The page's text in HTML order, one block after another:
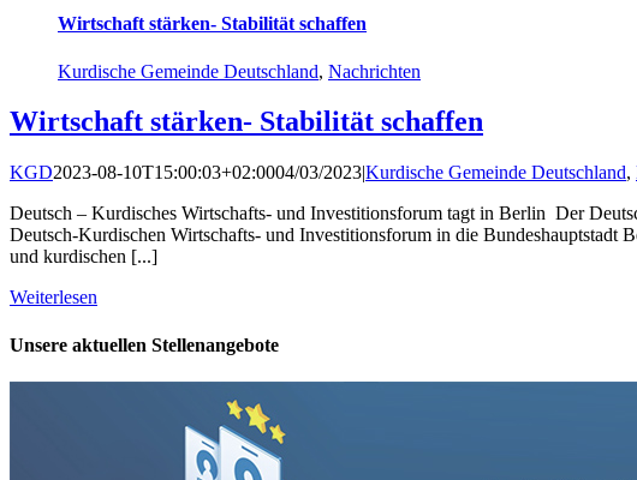
Wirtschaft stärken- Stabilität schaffen
Kurdische Gemeinde Deutschland, Nachrichten
Wirtschaft stärken- Stabilität schaffen
KGD2023-08-10T15:00:03+02:0004/03/2023|Kurdische Gemeinde Deutschland,
Deutsch – Kurdisches Wirtschafts- und Investitionsforum tagt in Berlin Der
Deutsch-Kurdischen Wirtschafts- und Investitionsforum in die Bundeshauptstadt
und kurdischen [...]
Weiterlesen
Unsere aktuellen Stellenangebote